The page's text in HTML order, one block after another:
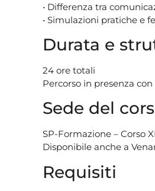
• Differenza tra
• Simulazioni pratiche e
Durata e
24 ore totali
Percorso in presenza
Sede del
SP-Formazione – Corso
Disponibile anche a
Requisiti